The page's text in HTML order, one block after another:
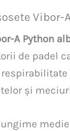
Vibor-
A Python
de padel
și